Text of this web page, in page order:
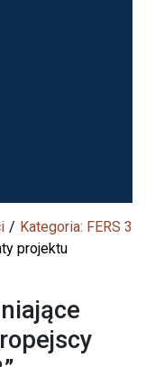
Kategoria: FERS 3
projektu